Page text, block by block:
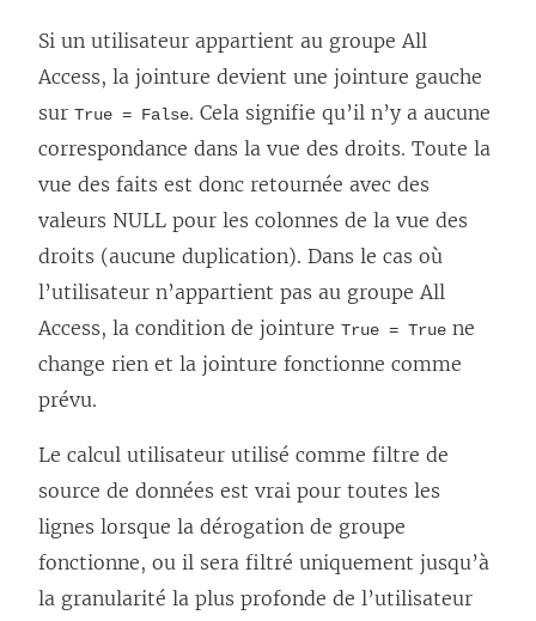
Si un utilisateur appartient au groupe All
Access, la jointure devient une jointure gauche
sur True = False. Cela signifie qu’il n’y a aucune
correspondance dans la vue des droits. Toute la
vue des faits est donc retournée avec des
valeurs NULL pour les colonnes de la vue des
droits (aucune duplication). Dans le cas où
l’utilisateur n’appartient pas au groupe All
Access, la condition de jointure True = True ne
change rien et la jointure fonctionne comme
prévu.
Le calcul utilisateur utilisé comme filtre de
source de données est vrai pour toutes les
lignes lorsque la dérogation de groupe
fonctionne, ou il sera filtré uniquement jusqu’à
la granularité la plus profonde de l’utilisateur